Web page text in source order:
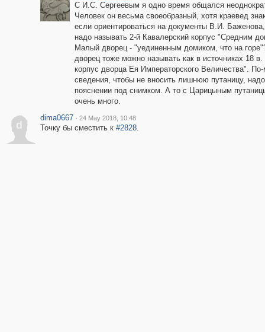
С И.С. Сергеевым я одно время общался
Человек он весьма своеобразный, хотя краевед
если ориентироваться на документы В.И.
надо называть 2-й Кавалерский корпус "Средним
Малый дворец - "уединенным домиком, что на
дворец тоже можно называть как в источниках 18
корпус дворца Ея Императорского Величества".
сведения, чтобы не вносить лишнюю путаницу,
пояснении под снимком. А то с Царицыным
очень много.
d
dima0667 · 24 May 2018, 10:48
Точку бы сместить к #2828.